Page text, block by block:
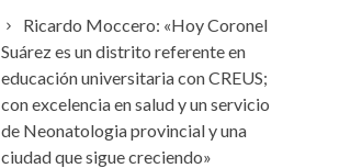
Ricardo Moccero: «Hoy Coronel
Suárez es un distrito referente en
educación universitaria con CREUS;
con excelencia en salud y un servicio
de Neonatologia provincial y una
ciudad que sigue creciendo»